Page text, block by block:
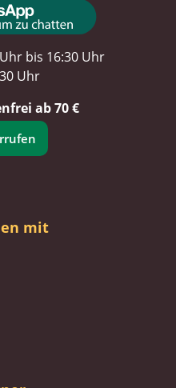
bis 16:30 Uhr
Uhr
ab 70 €
mit